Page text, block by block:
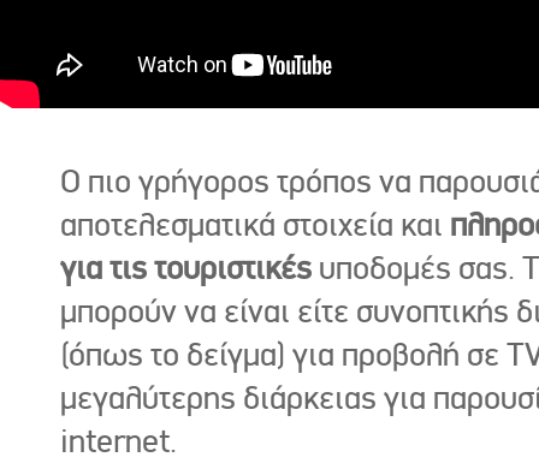
Ο πιο γρήγορος τρόπος να
αποτελεσματικά στοιχεία και
για τις τουριστικές υποδομές σας.
μπορούν να είναι είτε συνοπτικής
(όπως το δείγμα) για προβολή σε
μεγαλύτερης διάρκειας για
internet.